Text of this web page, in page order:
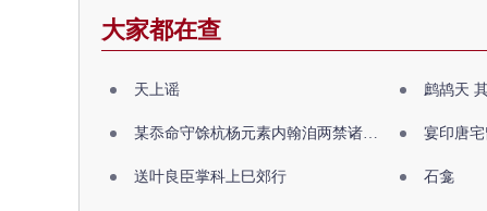
大家都在查
天上谣 鹧鸪天
某忝命守馀杭杨元素内翰洎两禁诸公出祖佛寺 宴印唐
送叶良臣掌科上巳郊行 石龛